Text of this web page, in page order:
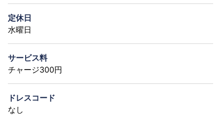
定休日
水曜日
サービス料
チャージ300円
ドレスコード
なし